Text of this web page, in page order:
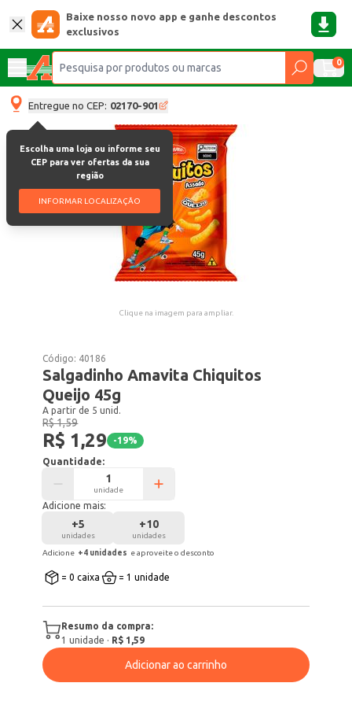
Baixe nosso novo app e ganhe descontos
exclusivos
0
Entregue no CEP: 02170-901
Escolha uma loja ou informe seu
CEP para ver ofertas da sua
região
INFORMAR LOCALIZAÇÃO
Clique na imagem para ampliar.
Código: 40186
Salgadinho Amavita Chiquitos
Queijo 45g
A partir de 5 unid.
R$ 1,59
R$ 1,29 -19%
Quantidade:
unidade
Adicione mais:
+5
unidades
+10
unidades
Adicione +4 unidades e aproveite o desconto
= 0 caixa = 1 unidade
Resumo da compra:
1 unidade · R$ 1,59
Adicionar ao carrinho